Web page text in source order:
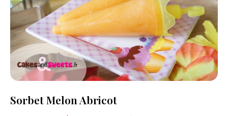
Sorbet Melon Abricot